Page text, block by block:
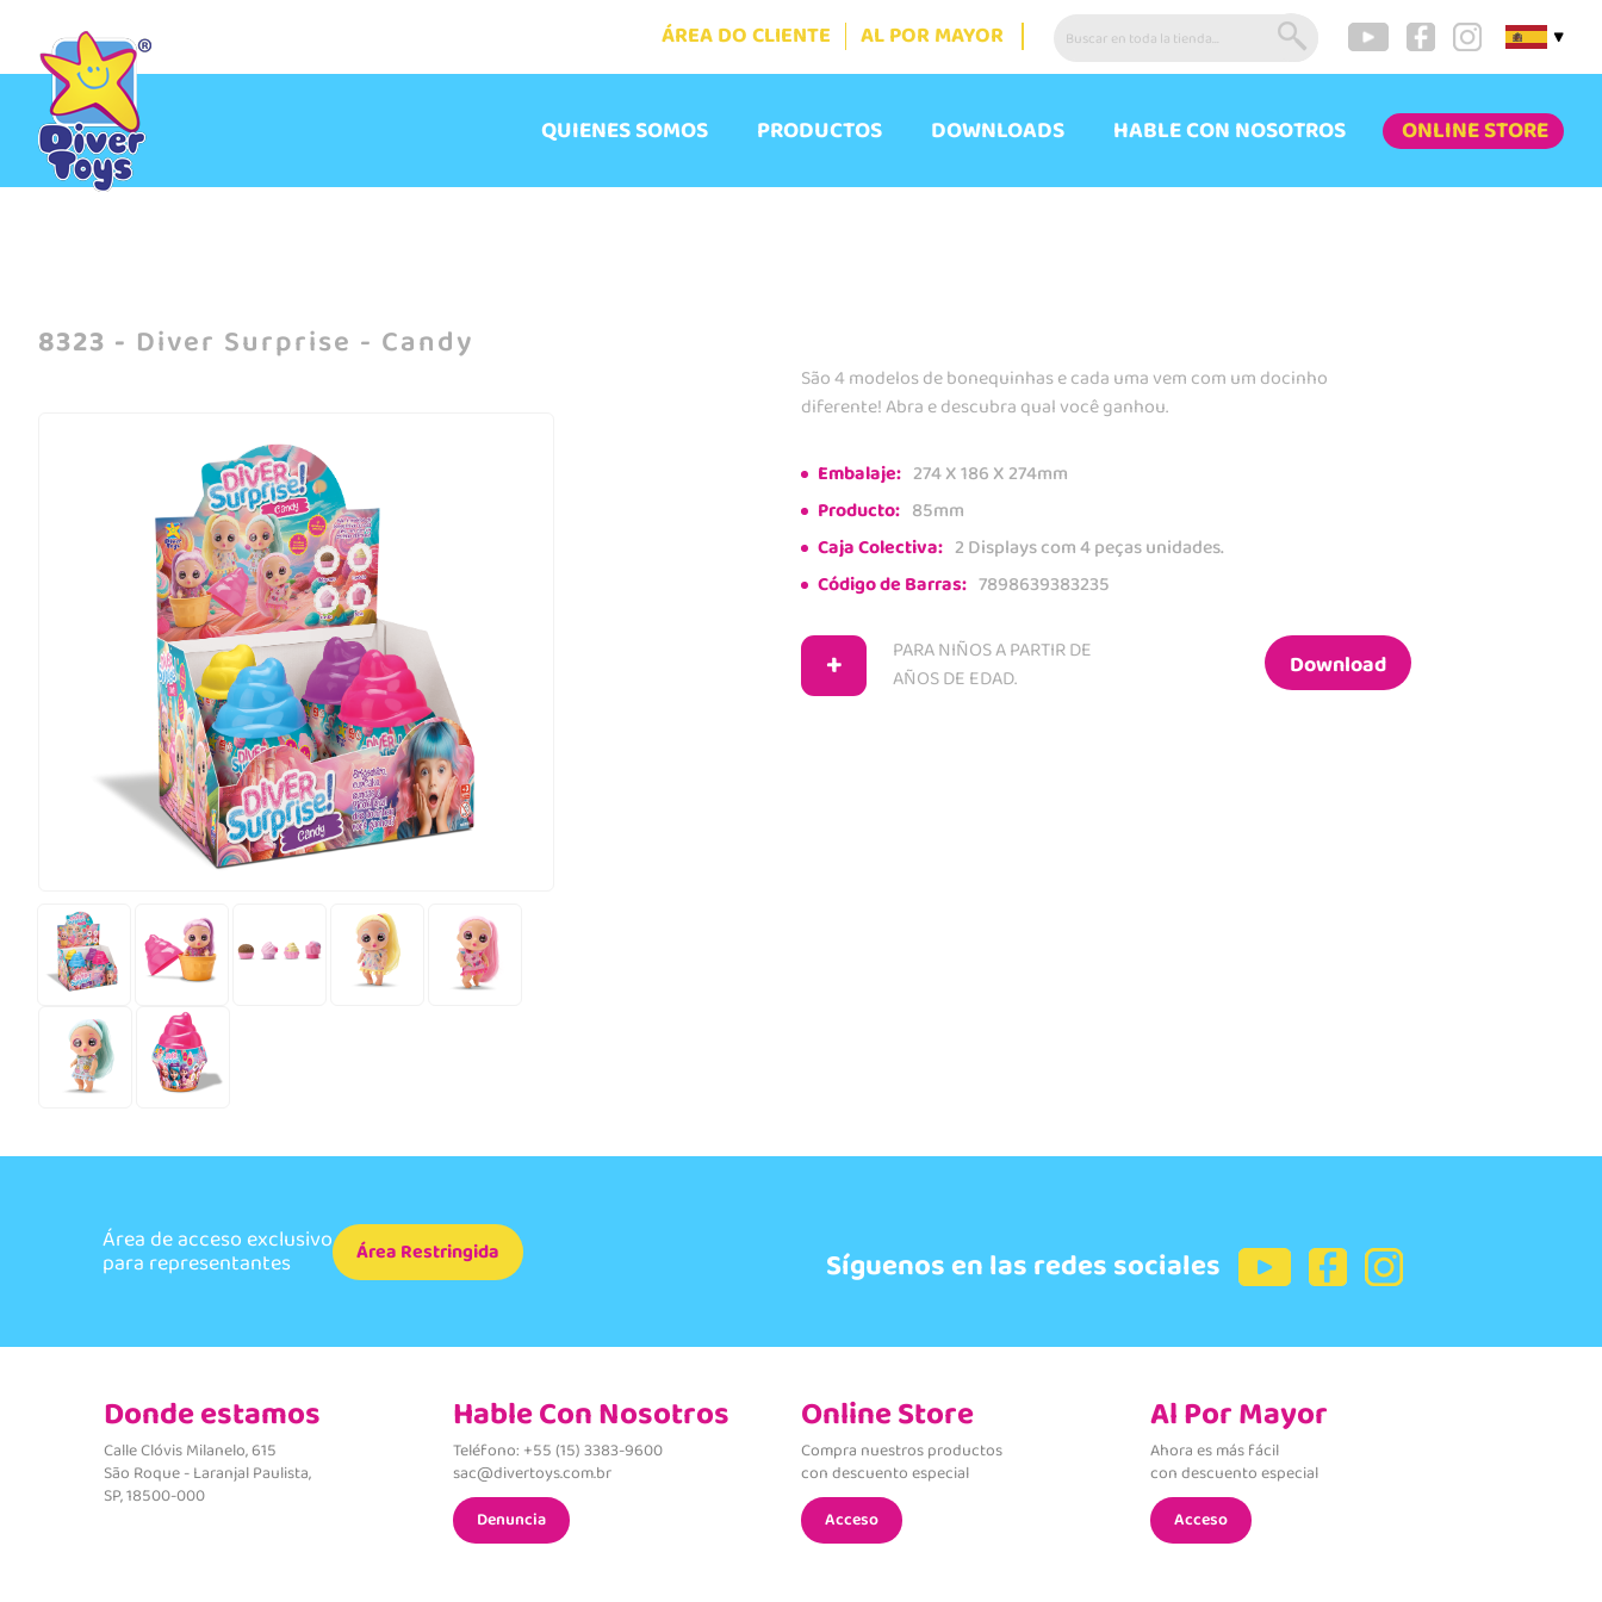
ÁREA DO CLIENTE AL POR MAYOR ▼
QUIENES SOMOS PRODUCTOS DOWNLOADS HABLE CON NOSOTROS ONLINE STORE
8323 - Diver Surprise - Candy
São 4 modelos de bonequinhas e cada uma vem com um docinho
diferente! Abra e descubra qual você ganhou.
Embalaje: 274 X 186 X 274mm
Producto: 85mm
Caja Colectiva: 2 Displays com 4 peças unidades.
Código de Barras: 7898639383235
+
PARA NIÑOS A PARTIR DE
AÑOS DE EDAD.
Download
Área de acceso exclusivo
para representantes Área Restringida Síguenos en las redes sociales
Donde estamos
Calle Clóvis Milanelo, 615
São Roque - Laranjal Paulista,
SP, 18500-000
Hable Con Nosotros
Teléfono: +55 (15) 3383-9600
sac@divertoys.com.br
Denuncia
Online Store
Compra nuestros productos
con descuento especial
Acceso
Al Por Mayor
Ahora es más fácil
con descuento especial
Acceso